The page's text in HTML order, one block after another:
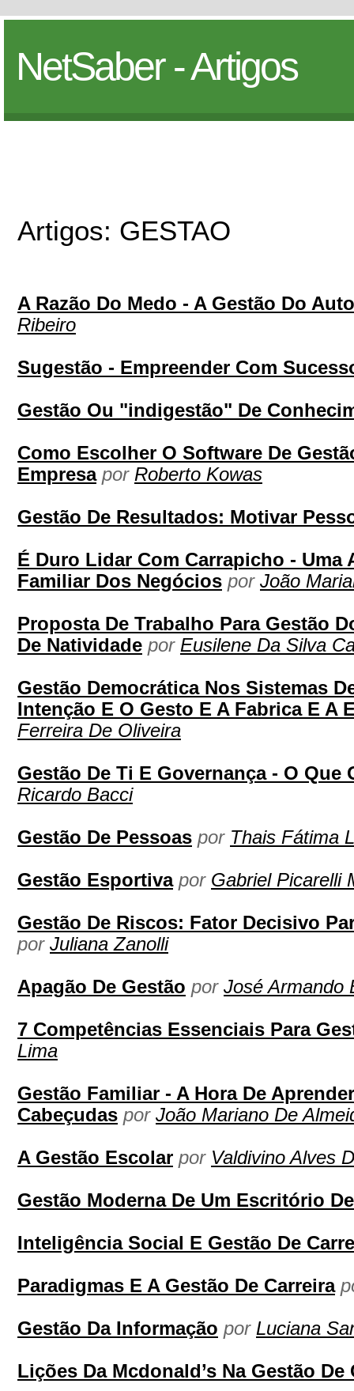
NetSaber - Artigos
Artigos: GESTAO
A Razão Do Medo - A Gestão Do
Ribeiro
Sugestão - Empreender Com
Gestão Ou "indigestão" De
Como Escolher O Software De
Empresa por Roberto Kowas
Gestão De Resultados: Motivar
É Duro Lidar Com Carrapicho - Uma
Familiar Dos Negócios por João
Proposta De Trabalho Para Gestão
De Natividade por Eusilene Da Silva
Gestão Democrática Nos Sistemas
Intenção E O Gesto E A Fabrica E A
Ferreira De Oliveira
Gestão De Ti E Governança - O Que
Ricardo Bacci
Gestão De Pessoas por Thais Fátima
Gestão Esportiva por Gabriel Picarelli
Gestão De Riscos: Fator Decisivo
por Juliana Zanolli
Apagão De Gestão por José Armando
7 Competências Essenciais Para
Lima
Gestão Familiar - A Hora De
Cabeçudas por João Mariano De
A Gestão Escolar por Valdivino Alves
Gestão Moderna De Um Escritório
Inteligência Social E Gestão De
Paradigmas E A Gestão De Carreira
Gestão Da Informação por Luciana
Lições Da Mcdonald’s Na Gestão De